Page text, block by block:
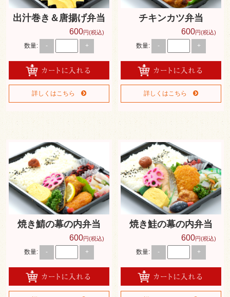
出汁巻き＆唐揚げ弁当
600円(税込)
数量: - +
詳しくはこちら
チキンカツ弁当
600円(税込)
数量: - +
詳しくはこちら
焼き鯖の幕の内弁当
600円(税込)
数量: - +
焼き鮭の幕の内弁当
600円(税込)
数量: - +